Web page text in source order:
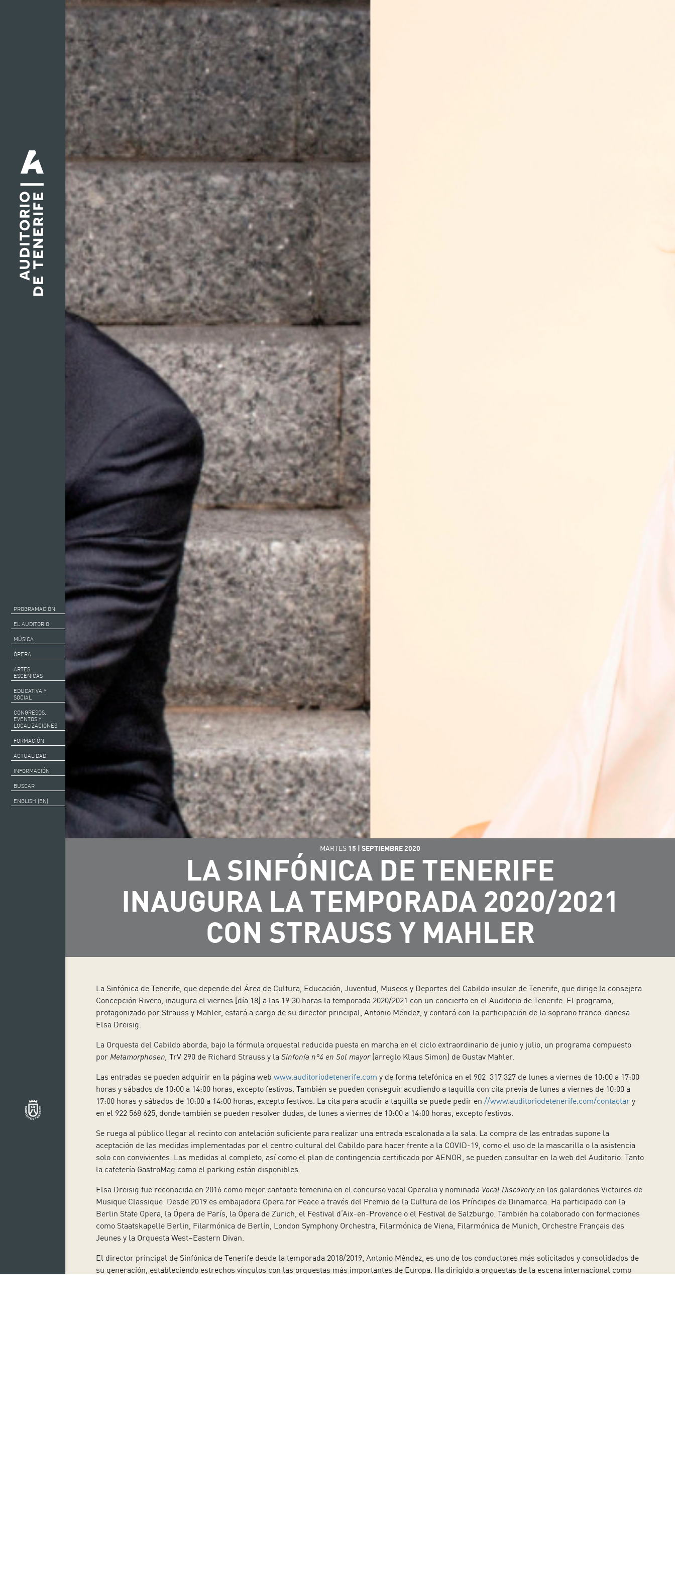
PROGRAMACIÓN
EL AUDITORIO
MÚSICA
ÓPERA
ARTES
ESCÉNICAS
EDUCATIVA Y
SOCIAL
CONGRESOS,
EVENTOS Y
LOCALIZACIONES
FORMACIÓN
ACTUALIDAD
INFORMACIÓN
BUSCAR
ENGLISH (EN)
MARTES 15 | SEPTIEMBRE 2020
LA SINFÓNICA DE TENERIFE
INAUGURA LA TEMPORADA 2020/2021
CON STRAUSS Y MAHLER
La Sinfónica de Tenerife, que depende del Área de Cultura, Educación, Juventud, Museos y Deportes del Cabildo insular de Tenerife, que dirige la consejera
Concepción Rivero, inaugura el viernes [día 18] a las 19:30 horas la temporada 2020/2021 con un concierto en el Auditorio de Tenerife. El programa,
protagonizado por Strauss y Mahler, estará a cargo de su director principal, Antonio Méndez, y contará con la participación de la soprano franco-danesa
Elsa Dreisig.
La Orquesta del Cabildo aborda, bajo la fórmula orquestal reducida puesta en marcha en el ciclo extraordinario de junio y julio, un programa compuesto
por Metamorphosen, TrV 290 de Richard Strauss y la Sinfonía nº4 en Sol mayor(arreglo Klaus Simon) de Gustav Mahler.
Las entradas se pueden adquirir en la página web www.auditoriodetenerife.com y de forma telefónica en el 902 317 327 de lunes a viernes de 10:00 a 17:00
horas y sábados de 10:00 a 14:00 horas, excepto festivos. También se pueden conseguir acudiendo a taquilla con cita previa de lunes a viernes de 10:00 a
17:00 horas y sábados de 10:00 a 14:00 horas, excepto festivos. La cita para acudir a taquilla se puede pedir en //www.auditoriodetenerife.com/contactary
en el 922 568 625, donde también se pueden resolver dudas, de lunes a viernes de 10:00 a 14:00 horas, excepto festivos.
Se ruega al público llegar al recinto con antelación suficiente para realizar una entrada escalonada a la sala. La compra de las entradas supone la
aceptación de las medidas implementadas por el centro cultural del Cabildo para hacer frente a la COVID-19, como el uso de la mascarilla o la asistencia
solo con convivientes. Las medidas al completo, así como el plan de contingencia certificado por AENOR, se pueden consultar en la web del Auditorio. Tanto
la cafetería GastroMag como el parking están disponibles.
Elsa Dreisig fue reconocida en 2016 como mejor cantante femenina en el concurso vocal Operalia y nominada Vocal Discoveryen los galardones Victoires de
Musique Classique. Desde 2019 es embajadora Opera for Peace a través del Premio de la Cultura de los Príncipes de Dinamarca. Ha participado con la
Berlin State Opera, la Ópera de París, la Ópera de Zurich, el Festival d’Aix-en-Provence o el Festival de Salzburgo. También ha colaborado con formaciones
como Staatskapelle Berlin, Filarmónica de Berlín, London Symphony Orchestra, Filarmónica de Viena, Filarmónica de Munich, Orchestre Français des
Jeunes y la Orquesta West–Eastern Divan.
El director principal de Sinfónica de Tenerife desde la temporada 2018/2019, Antonio Méndez, es uno de los conductores más solicitados y consolidados de
su generación, estableciendo estrechos vínculos con las orquestas más importantes de Europa. Ha dirigido a orquestas de la escena internacional como